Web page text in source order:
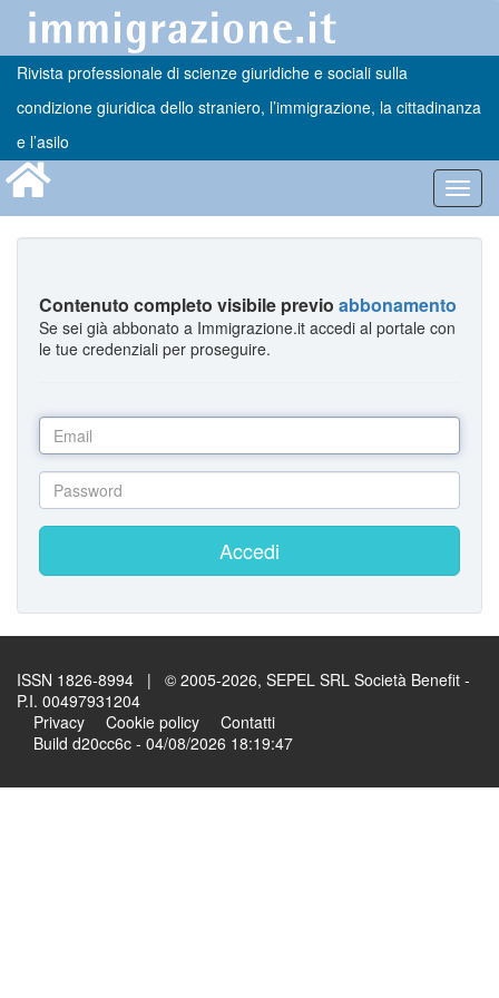
Rivista professionale di scienze giuridiche e sociali sulla
condizione giuridica dello straniero, l’immigrazione, la cittadinanza
e l’asilo
Contenuto completo visibile previo abbonamento
Se sei già abbonato a Immigrazione.it accedi al portale con
le tue credenziali per proseguire.
Accedi
ISSN 1826-8994 | © 2005-2026, SEPEL SRL Società Benefit -
P.I. 00497931204
Privacy
Cookie policy
Contatti
Build d20cc6c - 04/08/2026 18:19:47